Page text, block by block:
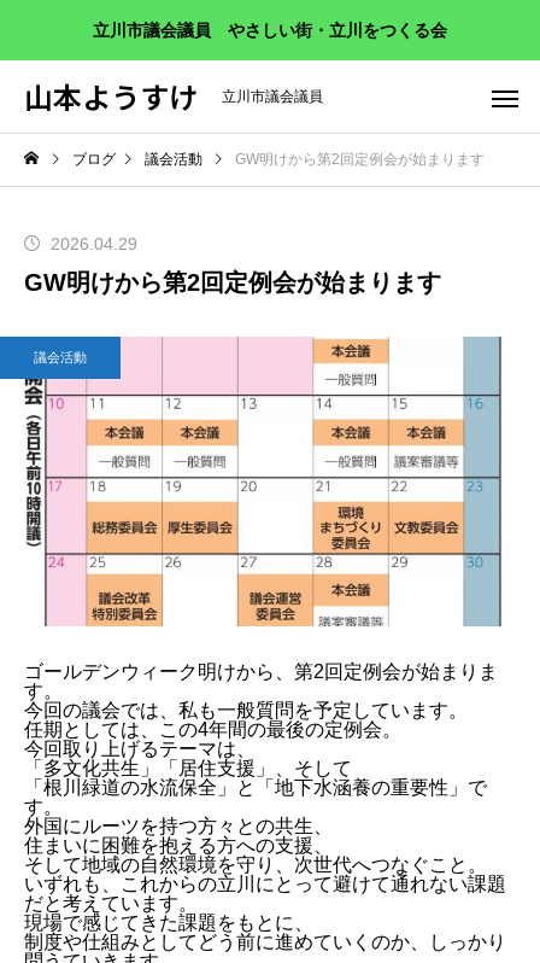
立川市議会議員 やさしい街・立川をつくる会
山本ようすけ 立川市議会議員
ブログ 議会活動 GW明けから第2回定例会が始まります
2026.04.29
GW明けから第2回定例会が始まります
議会活動
ゴールデンウィーク明けから、第2回定例会が始まりま
す。
今回の議会では、私も一般質問を予定しています。
任期としては、この4年間の最後の定例会。
今回取り上げるテーマは、
「多文化共生」「居住支援」、そして
「根川緑道の水流保全」と「地下水涵養の重要性」で
す。
外国にルーツを持つ方々との共生、
住まいに困難を抱える方への支援、
そして地域の自然環境を守り、次世代へつなぐこと。
いずれも、これからの立川にとって避けて通れない課題
だと考えています。
現場で感じてきた課題をもとに、
制度や仕組みとしてどう前に進めていくのか、しっかり